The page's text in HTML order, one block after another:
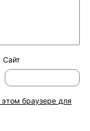
Сайт
браузере для